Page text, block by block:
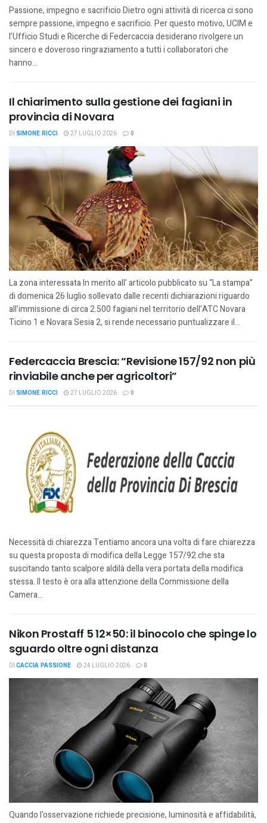
Passione, impegno e sacrificio Dietro ogni attività di ricerca ci sono
sempre passione, impegno e sacrificio. Per questo motivo, UCIM e
l’Ufficio Studi e Ricerche di Federcaccia desiderano rivolgere un
sincero e doveroso ringraziamento a tutti i collaboratori che
hanno...
Il chiarimento sulla gestione dei fagiani in
provincia di Novara
DI SIMONE RICCI 27 LUGLIO 2026 0
La zona interessata In merito all’ articolo pubblicato su “La stampa”
di domenica 26 luglio sollevato dalle recenti dichiarazioni riguardo
all’immissione di circa 2.500 fagiani nel territorio dell’ATC Novara
Ticino 1 e Novara Sesia 2, si rende necessario puntualizzare il...
Federcaccia Brescia: “Revisione 157/92 non più
rinviabile anche per agricoltori”
DI SIMONE RICCI 27 LUGLIO 2026 0
Necessità di chiarezza Tentiamo ancora una volta di fare chiarezza
su questa proposta di modifica della Legge 157/92 che sta
suscitando tanto scalpore aldilà della vera portata della modifica
stessa. Il testo è ora alla attenzione della Commissione della
Camera...
Nikon Prostaff 5 12×50: il binocolo che spinge lo
sguardo oltre ogni distanza
DI CACCIA PASSIONE 24 LUGLIO 2026 0
Quando l'osservazione richiede precisione, luminosità e affidabilità,